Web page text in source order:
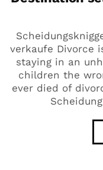
verkaufe Divorce
staying in an
children the
ever died of